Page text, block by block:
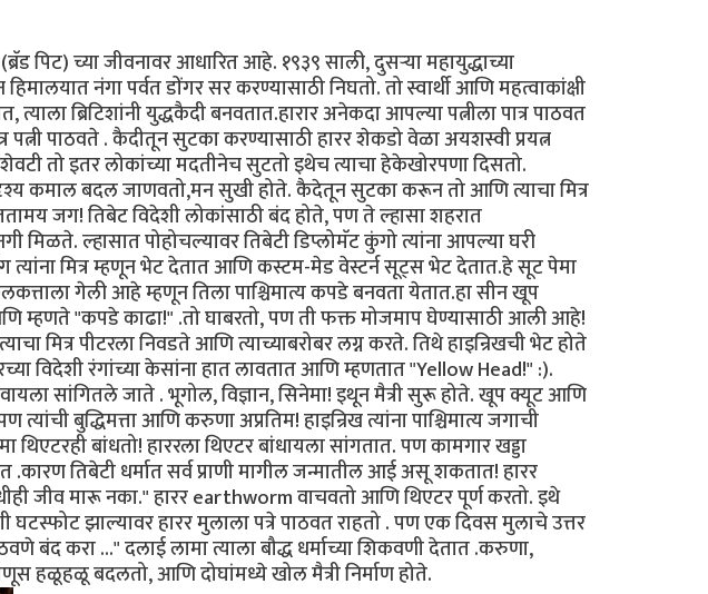
(ब्रॅड पिट) च्या जीवनावर आधारित आहे. १९३९ साली, दुसऱ्या महायुद्धाच्या
नंगा पर्वत डोंगर सर करण्यासाठी निघतो. तो स्वार्थी आणि महत्वाकांक्षी
ब्रिटिशांनी युद्धकैदी बनवतात.हारार अनेकदा आपल्या पत्नीला पात्र पाठवत
पाठवते . कैदीतून सुटका करण्यासाठी हारर शेकडो वेळा अयशस्वी प्रयत्न
तो इतर लोकांच्या मदतीनेच सुटतो इथेच त्याचा हेकेखोरपणा दिसतो.
कमाल बदल जाणवतो,मन सुखी होते. कैदेतून सुटका करून तो आणि त्याचा मित्र
जग! तिबेट विदेशी लोकांसाठी बंद होते, पण ते ल्हासा शहरात
मिळते. ल्हासात पोहोचल्यावर तिबेटी डिप्लोमॅट कुंगो त्यांना आपल्या घरी
त्यांना मित्र म्हणून भेट देतात आणि कस्टम-मेड वेस्टर्न सूट्स भेट देतात.हे सूट पेमा
गेली आहे म्हणून तिला पाश्चिमात्य कपडे बनवता येतात.हा सीन खूप
म्हणते "कपडे काढा!" .तो घाबरतो, पण ती फक्त मोजमाप घेण्यासाठी आली आहे!
मित्र पीटरला निवडते आणि त्याच्याबरोबर लग्न करते. तिथे हाइन्रिखची भेट होते
विदेशी रंगांच्या केसांना हात लावतात आणि म्हणतात "Yellow Head!" :).
सांगितले जाते . भूगोल, विज्ञान, सिनेमा! इथून मैत्री सुरू होते. खूप क्यूट आणि
बुद्धिमत्ता आणि करुणा अप्रतिम! हाइन्रिख त्यांना पाश्चिमात्य जगाची
थिएटरही बांधतो! हाररला थिएटर बांधायला सांगतात. पण कामगार खड्डा
तिबेटी धर्मात सर्व प्राणी मागील जन्मातील आई असू शकतात! हारर
जीव मारू नका." हारर earthworm वाचवतो आणि थिएटर पूर्ण करतो. इथे
झाल्यावर हारर मुलाला पत्रे पाठवत राहतो . पण एक दिवस मुलाचे उत्तर
बंद करा ..." दलाई लामा त्याला बौद्ध धर्माच्या शिकवणी देतात .करुणा,
हळूहळू बदलतो, आणि दोघांमध्ये खोल मैत्री निर्माण होते.